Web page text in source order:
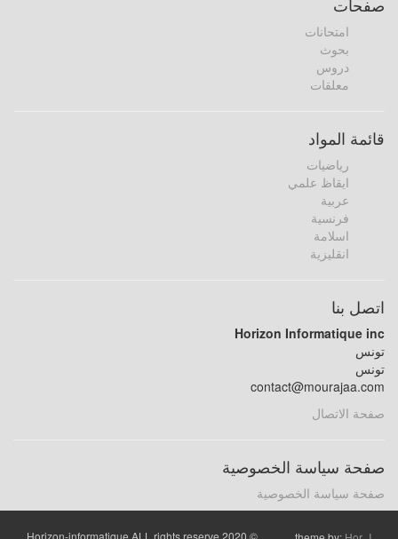
امتحانات
بحوث
دروس
معلقات
قائمة المواد
رياضيات
ايقاظ علمي
عربية
فرنسية
اسلامة
انقليزية
اتصل بنا
Horizon Informatique inc
تونس
تونس
contact@mourajaa.com
صفحة الاتصال
صفحة سياسة الخصوصية
صفحة سياسة الخصوصية
© 2020 Horizon-informatique ALL rights reserve